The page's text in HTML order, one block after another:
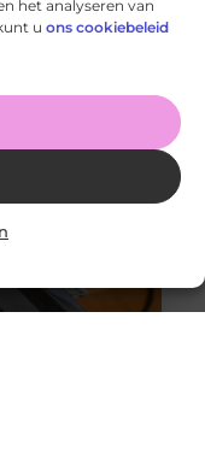
het analyseren van
u ons cookiebeleid
wat kun je van
X (Twitter)